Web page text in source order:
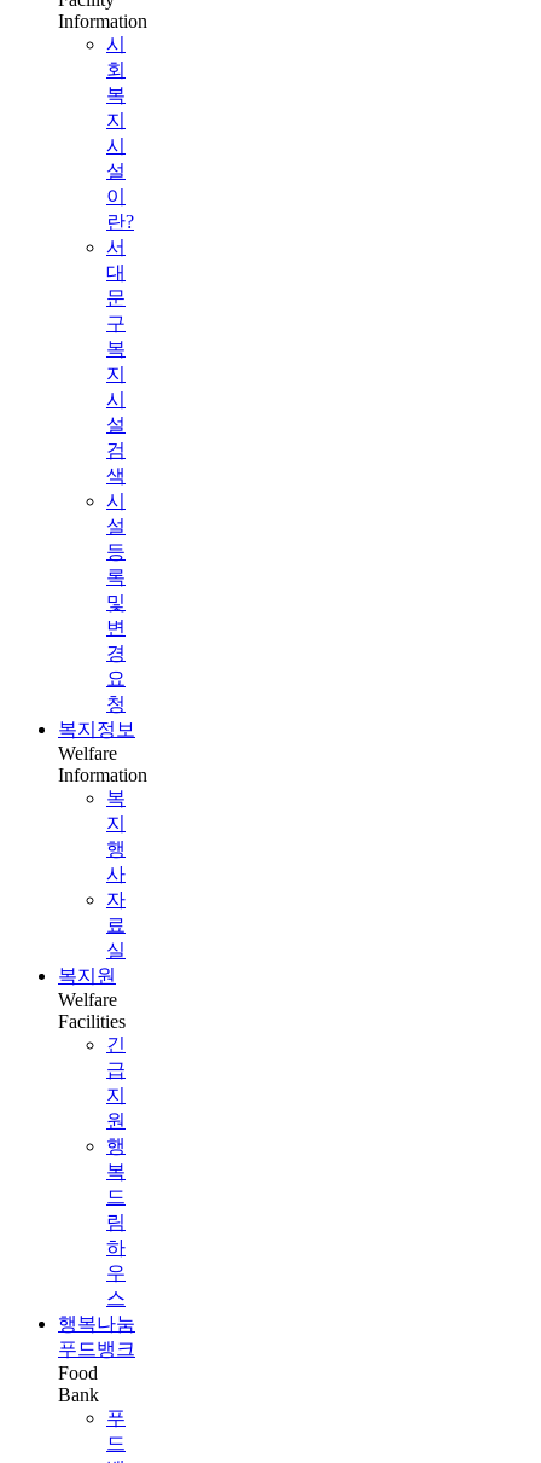
Information
시
회
복
지
시
설
이
란?
서
대
문
구
복
지
시
설
검
색
시
설
등
록
및
변
경
요
청
복지정보
Welfare
Information
복
지
행
사
자
료
실
복지원
Welfare
Facilities
긴
급
지
원
행
복
드
림
하
우
스
행복나눔
푸드뱅크
Food
Bank
푸
드